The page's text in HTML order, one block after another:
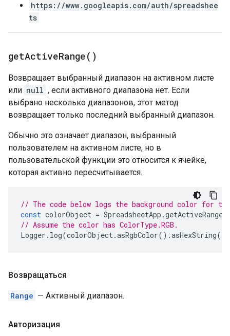
https://www.googleapis.com/auth/spreadshee
ts
getActiveRange( )
Возвращает выбранный диапазон на активном листе
или null , если активного диапазона нет. Если
выбрано несколько диапазонов, этот метод
возвращает только последний выбранный диапазон.
Обычно это означает диапазон, выбранный
пользователем на активном листе, но в
пользовательской функции это относится к ячейке,
которая активно пересчитывается.
// The code below logs the background color for
const colorObject = SpreadsheetApp .getActiveRange
// Assume the color has ColorType.RGB.
Logger . log(colorObject.asRgbColor().asHexString
Возвращаться
Range — Активный диапазон.
Авторизация